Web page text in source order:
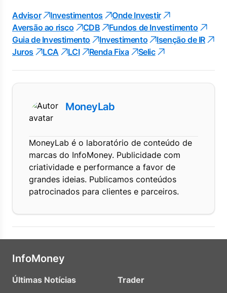
Advisor Investimentos
Onde Investir
Aversão ao risco
CDB
Fundos de Investimento
Guia de Investimento
Investimento
Isenção de IR
Juros
LCA LCI Renda Fixa Selic
MoneyLab
MoneyLab é o laboratório de conteúdo de
marcas do InfoMoney. Publicidade com
criatividade e performance a favor de
grandes ideias. Publicamos conteúdos
patrocinados para clientes e parceiros.
InfoMoney
Últimas Notícias
Trader